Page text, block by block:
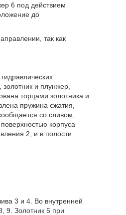
6 под действием
до
так как
и плунжер,
торцами золотника и
пружина сжатия,
со сливом,
корпуса
2, и в полости
3 и 4. Во внутренней
9. Золотник 5 при